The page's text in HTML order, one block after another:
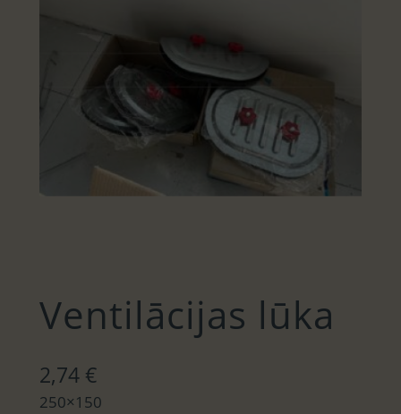
Ventilācijas lūka
2,74 €
250×150